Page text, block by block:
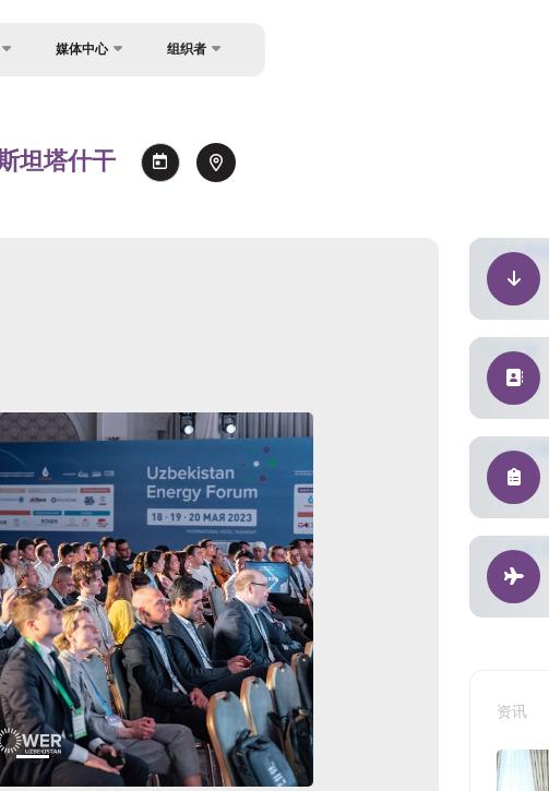
媒体中心 组织者
联系方式
坦塔什干
资讯